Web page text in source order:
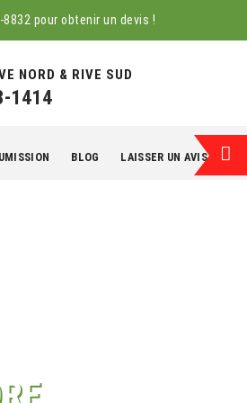
8832 pour obtenir un devis !
NORD & RIVE SUD
1414
BLOG LAISSER UN AVIS EN